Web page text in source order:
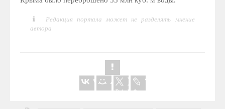
Редакция портала может не разделять мнение
автора